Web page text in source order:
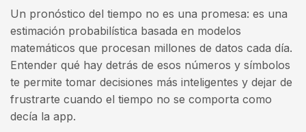
Un pronóstico del tiempo no es una promesa: es una
estimación probabilística basada en modelos
matemáticos que procesan millones de datos cada día.
Entender qué hay detrás de esos números y símbolos
te permite tomar decisiones más inteligentes y dejar de
frustrarte cuando el tiempo no se comporta como
decía la app.